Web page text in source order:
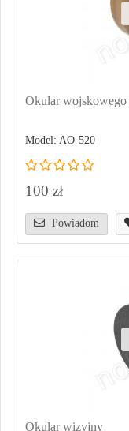
Okular
Model: AO-520
100 zł
Powiadom
Okular wizyjny